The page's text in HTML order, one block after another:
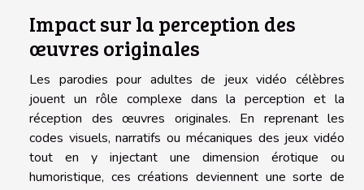
Impact sur la perception des
œuvres originales
Les parodies pour adultes de jeux vidéo célèbres
jouent un rôle complexe dans la perception et la
réception des œuvres originales. En reprenant les
codes visuels, narratifs ou mécaniques des jeux vidéo
tout en y injectant une dimension érotique ou
humoristique, ces créations deviennent une sorte de